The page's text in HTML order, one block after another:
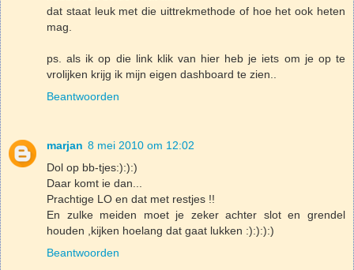
dat staat leuk met die uittrekmethode of hoe het ook heten
mag.
ps. als ik op die link klik van hier heb je iets om je op te
vrolijken krijg ik mijn eigen dashboard te zien..
Beantwoorden
marjan 8 mei 2010 om 12:02
Dol op bb-tjes:):):)
Daar komt ie dan...
Prachtige LO en dat met restjes !!
En zulke meiden moet je zeker achter slot en grendel
houden ,kijken hoelang dat gaat lukken :):):):)
Beantwoorden